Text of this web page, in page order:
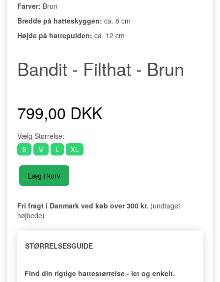
Farver: Brun
Bredde på hatteskyggen: ca. 8 cm
Højde på hattepulden: ca. 12 cm
Bandit - Filthat - Brun
799,00 DKK
Vælg Størrelse:
S M L XL
Læg i kurv
Fri fragt i Danmark ved køb over 300 kr. (undtaget
højbede)
STØRRELSESGUIDE
Find din rigtige hattestørrelse - let og enkelt.